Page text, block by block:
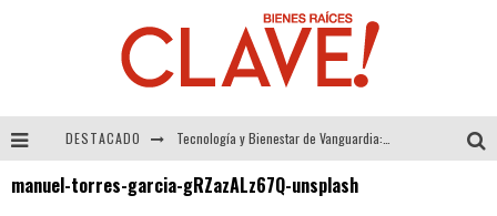
DESTACADO
manuel-torres-garcia-gRZazALz67Q-unsplash